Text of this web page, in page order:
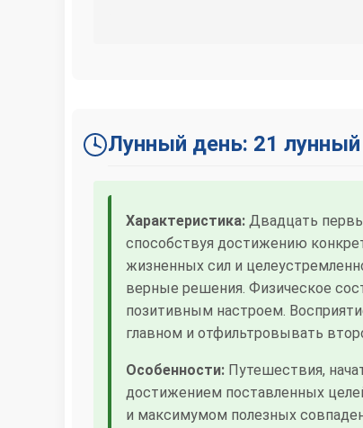
Лунный день: 21
Характеристика: Двадцать
способствуя достижению
жизненных сил и
верные решения. Физическое
позитивным настроем.
главном и отфильтровывать
Особенности: Путешествия,
достижением поставленных
и максимумом полезных